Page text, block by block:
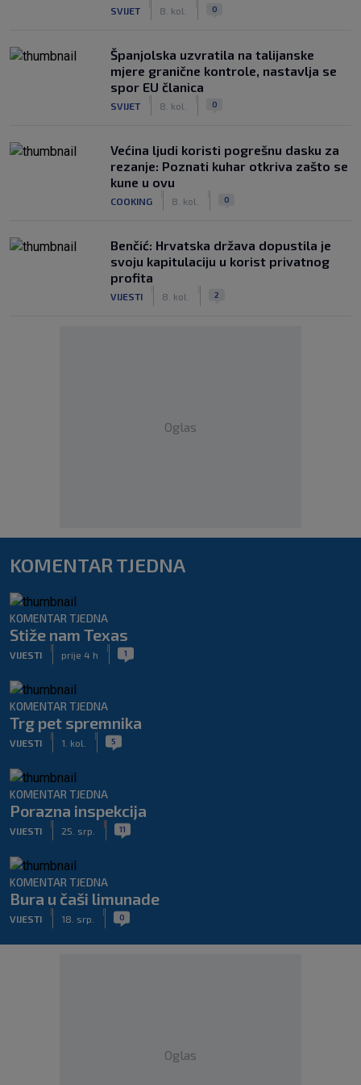
SVIJET 8. kol. 0
Španjolska uzvratila na talijanske
mjere granične kontrole, nastavlja se
spor EU članica
SVIJET 8. kol. 0
Većina ljudi koristi pogrešnu dasku za
rezanje: Poznati kuhar otkriva zašto se
kune u ovu
COOKING 8. kol. 0
Benčić: Hrvatska država dopustila je
svoju kapitulaciju u korist privatnog
profita
VIJESTI 8. kol. 2
Oglas
KOMENTAR TJEDNA
KOMENTAR TJEDNA
Stiže nam Texas
VIJESTI prije 4 h 1
KOMENTAR TJEDNA
Trg pet spremnika
VIJESTI 1. kol. 5
KOMENTAR TJEDNA
Porazna inspekcija
VIJESTI 25. srp. 11
KOMENTAR TJEDNA
Bura u čaši limunade
VIJESTI 18. srp. 0
Oglas